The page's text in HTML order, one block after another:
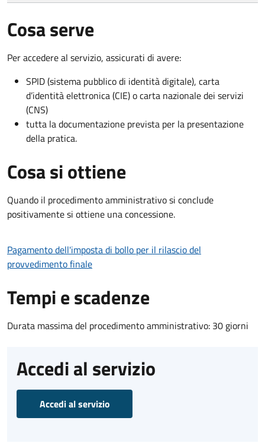
Cosa serve
Per accedere al servizio, assicurati di avere:
SPID (sistema pubblico di identità digitale), carta
d’identità elettronica (CIE) o carta nazionale dei servizi
(CNS)
tutta la documentazione prevista per la presentazione
della pratica.
Cosa si ottiene
Quando il procedimento amministrativo si conclude
positivamente si ottiene una concessione.
Pagamento dell'imposta di bollo per il rilascio del
provvedimento finale
Tempi e scadenze
Durata massima del procedimento amministrativo: 30 giorni
Accedi al servizio
Accedi al servizio